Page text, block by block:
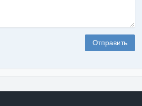
Отправить